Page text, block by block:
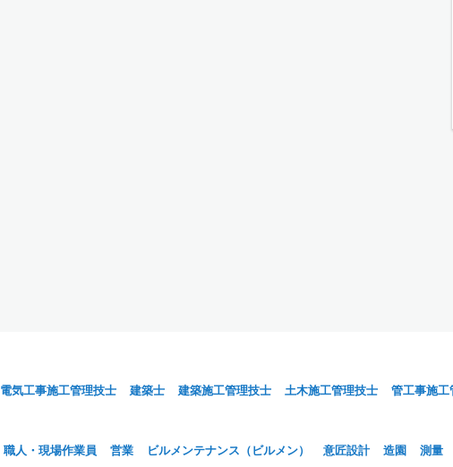
電気工事施工管理技士 建築士 建築施工管理技士 土木施工管理技士 管工事施工
職人・現場作業員 営業 ビルメンテナンス（ビルメン） 意匠設計 造園 測量